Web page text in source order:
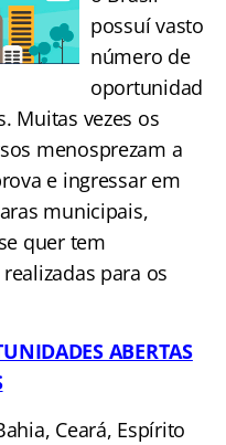
possuí vasto
número de
oportunidad
Muitas vezes os
menosprezam a
e ingressar em
municipais,
quer tem
para os
ABERTAS
Ceará, Espírito